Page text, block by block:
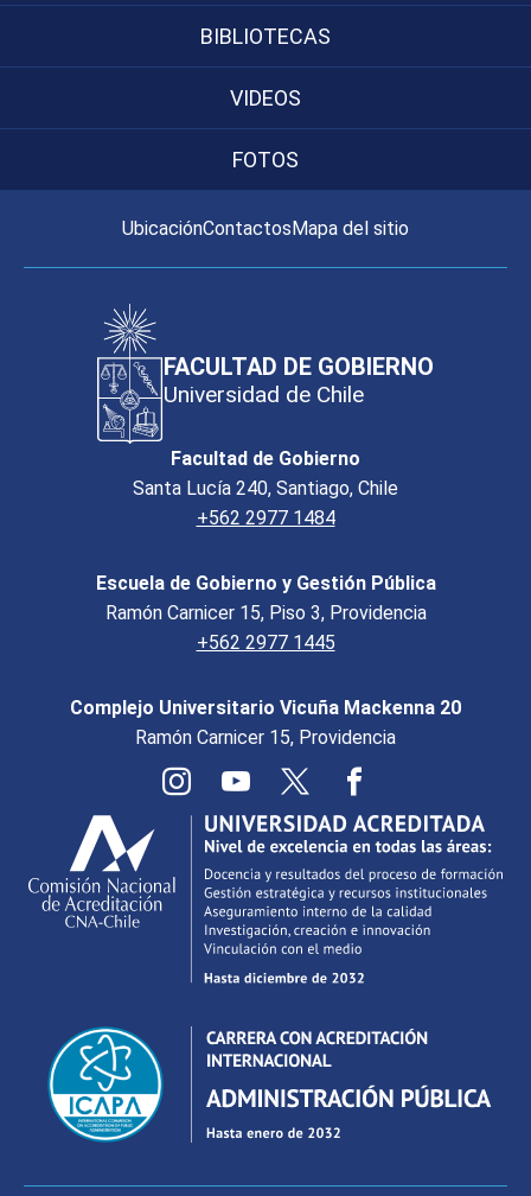
BIBLIOTECAS
VIDEOS
FOTOS
UbicaciónContactos Mapa del sitio
FACULTAD DE GOBIERNO
Universidad de Chile
Facultad de Gobierno
Santa Lucía 240, Santiago, Chile
+562 2977 1484
Escuela de Gobierno y Gestión Pública
Ramón Carnicer 15, Piso 3, Providencia
+562 2977 1445
Complejo Universitario Vicuña Mackenna 20
Ramón Carnicer 15, Providencia